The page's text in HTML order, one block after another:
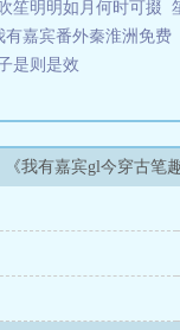
笙明明如月何时可掇
有嘉宾番外秦淮洲免费
是则是效
《我有嘉宾gl今穿古笔